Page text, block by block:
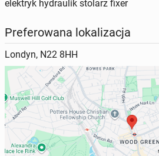
elektryk hydraulik stolarz fixer
Preferowana lokalizacja
Londyn, N22 8HH